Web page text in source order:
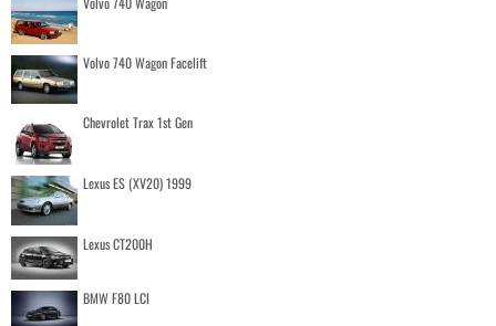
Volvo 740 Wagon Facelift
Chevrolet Trax 1st Gen
Lexus ES (XV20) 1999
Lexus CT200H
BMW F80 LCI